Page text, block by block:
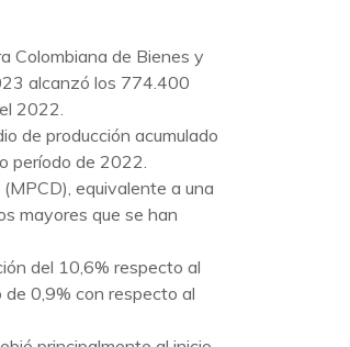
Colombiana de Bienes y
alcanzó los 774.400
2022.
de producción acumulado
período de 2022.
equivalente a una
mayores que se han
del 10,6% respecto al
0,9% con respecto al